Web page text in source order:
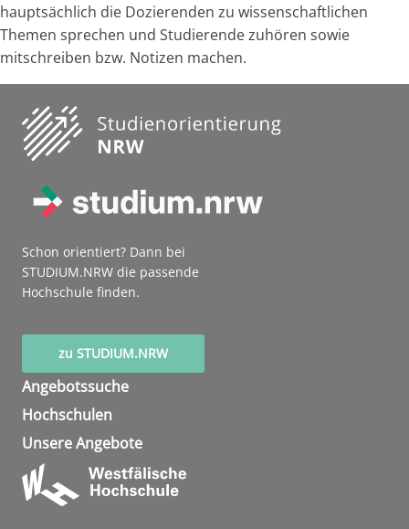
hauptsächlich die Dozierenden zu wissenschaftlichen
Themen sprechen und Studierende zuhören sowie
mitschreiben bzw. Notizen machen.
Schon orientiert? Dann bei
STUDIUM.NRW die passende
Hochschule finden.
zu STUDIUM.NRW
Angebotssuche
Hochschulen
Unsere Angebote